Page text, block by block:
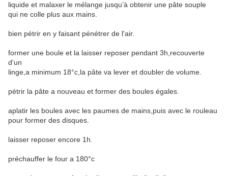
liquide et malaxer le mélange jusqu’à obtenir une pâte souple
qui ne colle plus aux mains.
bien pétrir en y faisant pénétrer de l'air.
former une boule et la laisser reposer pendant 3h,recouverte
d'un
linge,a minimum 18°c,la pâte va lever et doubler de volume.
pétrir la pâte a nouveau et former des boules égales.
aplatir les boules avec les paumes de mains,puis avec le rouleau
pour former des disques.
laisser reposer encore 1h.
préchauffer le four a 180°c